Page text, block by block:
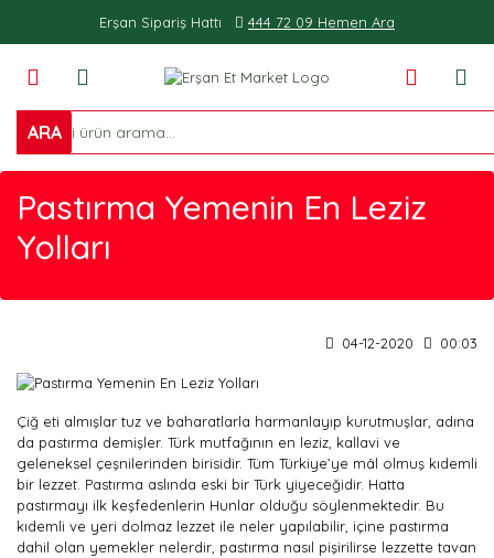
Erşan Sipariş Hattı 444 72 09 Hemen Ara
ARA
Pastırma Yemenin En Leziz
Yolları
04-12-2020 00:03
Çiğ eti almışlar tuz ve baharatlarla harmanlayıp kurutmuşlar, adına
da pastırma demişler. Türk mutfağının en leziz, kallavi ve
geleneksel çeşnilerinden birisidir. Tüm Türkiye’ye mâl olmuş kıdemli
bir lezzet. Pastırma aslında eski bir Türk yiyeceğidir. Hatta
pastırmayı ilk keşfedenlerin Hunlar olduğu söylenmektedir. Bu
kıdemli ve yeri dolmaz lezzet ile neler yapılabilir, içine pastırma
dahil olan yemekler nelerdir, pastırma nasıl pişirilirse lezzette tavan